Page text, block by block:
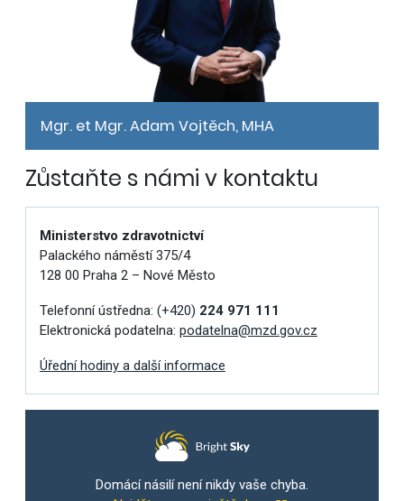
Mgr. et Mgr. Adam Vojtěch, MHA
Zůstaňte s námi v kontaktu
Ministerstvo zdravotnictví
Palackého náměstí 375/4
128 00 Praha 2 – Nové Město
Telefonní ústředna: (+420) 224 971 111
Elektronická podatelna: podatelna@mzd.gov.cz
Úřední hodiny a další informace
Domácí násilí není nikdy vaše chyba.